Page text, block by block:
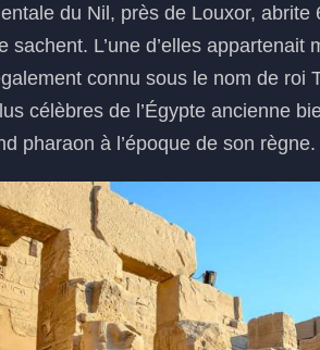
du Nil, près de Louxor,
sachent. L’une d’elles appartenait
connu sous le nom de roi
célèbres de l’Égypte ancienne
pharaon à l’époque de son règne.